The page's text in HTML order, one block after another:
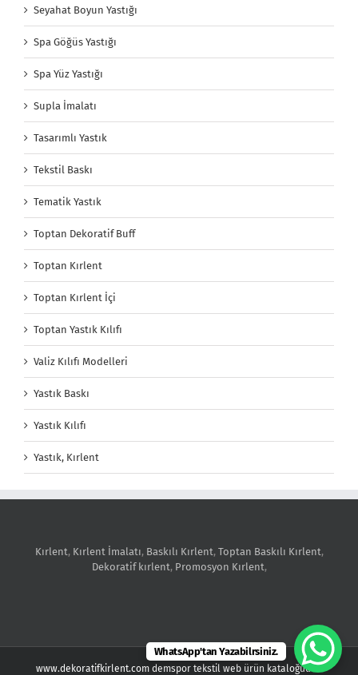
Seyahat Boyun Yastığı
Spa Göğüs Yastığı
Spa Yüz Yastığı
Supla İmalatı
Tasarımlı Yastık
Tekstil Baskı
Tematik Yastık
Toptan Dekoratif Buff
Toptan Kırlent
Toptan Kırlent İçi
Toptan Yastık Kılıfı
Valiz Kılıfı Modelleri
Yastık Baskı
Yastık Kılıfı
Yastık, Kırlent
Kırlent, Kırlent İmalatı, Baskılı Kırlent, Toptan Baskılı Kırlent,
Dekoratif kırlent, Promosyon Kırlent,
www.dekoratifkirlent.com demspor tekstil web ürün kataloğudur.
WhatsApp'tan Yazabilrsiniz.